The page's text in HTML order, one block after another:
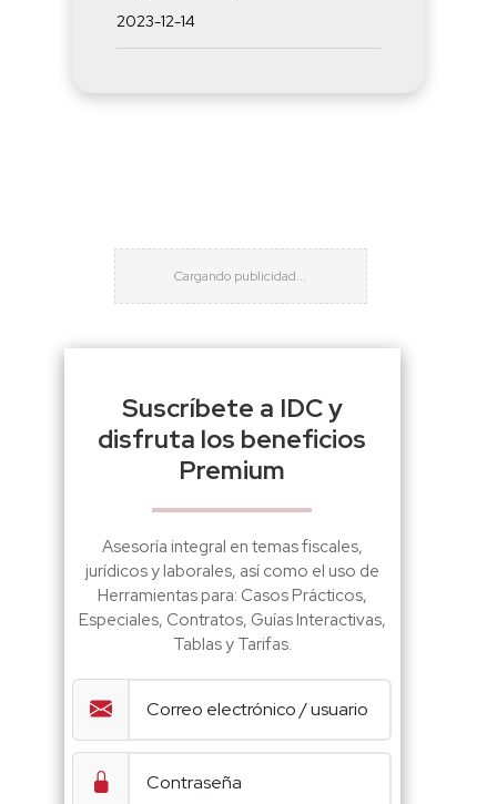
2023-12-14
Suscríbete a IDC y
disfruta los beneficios
Premium
Asesoría integral en temas fiscales,
jurídicos y laborales, así como el uso de
Herramientas para: Casos Prácticos,
Especiales, Contratos, Guías Interactivas,
Tablas y Tarifas.